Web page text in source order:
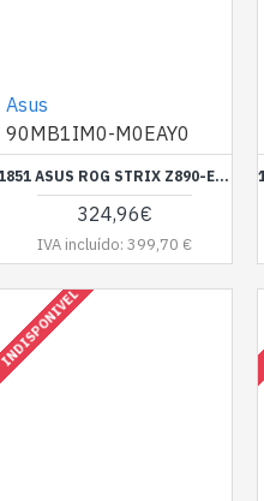
Asus
90MB1IM0-M0EAY0
1851 ASUS ROG STRIX Z890-E GAMING WIFI
324,96€
IVA incluído: 399,70 €
INDISPONIVEL